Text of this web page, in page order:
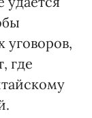
уговоров,
где